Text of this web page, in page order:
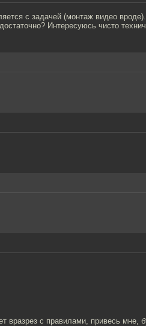
с задачей (монтаж видео
Интересуюсь чисто
вразрез с правилами, привесь мне,